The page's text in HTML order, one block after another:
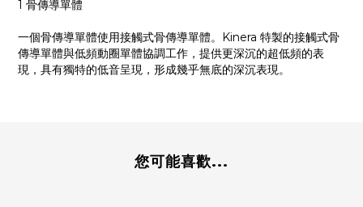
1 骨傳導單體
一個骨傳導單體使用接觸式骨傳導單體。Kinera 特製的接觸式骨
傳導單體與低頻動圈單體協調工作，提供更深沉的超低頻的表
現，具有獨特的低音呈現，形成幾乎無底的深沉表現。
您可能喜歡...